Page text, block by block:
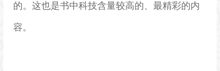
的。这也是书中科技含量较高的、最精彩的内
容。